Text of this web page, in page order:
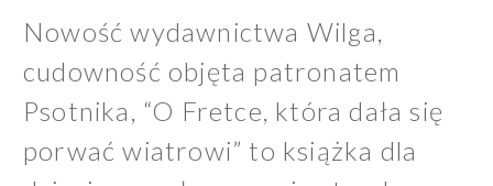
Nowość wydawnictwa Wilga,
cudowność objęta patronatem
Psotnika, “O Fretce, która dała się
porwać wiatrowi” to książka dla